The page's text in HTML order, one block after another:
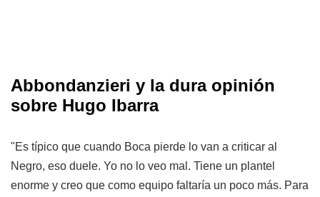
Abbondanzieri y la dura opinión
sobre Hugo Ibarra
"Es típico que cuando Boca pierde lo van a criticar al
Negro, eso duele. Yo no lo veo mal. Tiene un plantel
enorme y creo que como equipo faltaría un poco más. Para